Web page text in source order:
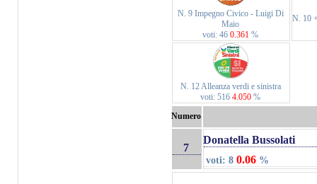
N. 9 Impegno Civico - Luigi Di
Maio
voti: 460.361%
N. 10
N. 12 Alleanza verdi e sinistra
voti: 5164.050%
Numero
7
Donatella Bussolati
voti: 80.06 %